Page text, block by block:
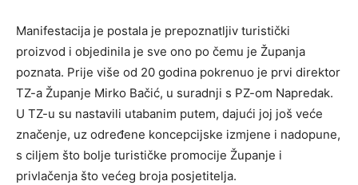
Manifestacija je postala je prepoznatljiv turistički
proizvod i objedinila je sve ono po čemu je Županja
poznata. Prije više od 20 godina pokrenuo je prvi direktor
TZ-a Županje Mirko Bačić, u suradnji s PZ-om Napredak.
U TZ-u su nastavili utabanim putem, dajući joj još veće
značenje, uz određene koncepcijske izmjene i nadopune,
s ciljem što bolje turističke promocije Županje i
privlačenja što većeg broja posjetitelja.